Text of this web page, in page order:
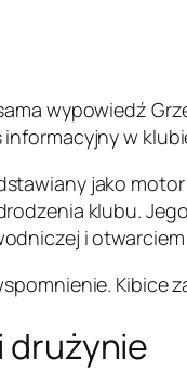
wypowiedź
w
jako
klubu.
i
drużynie